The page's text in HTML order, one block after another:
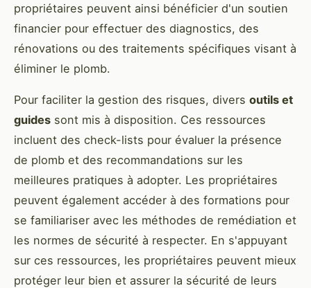
propriétaires peuvent ainsi bénéficier d'un soutien
financier pour effectuer des diagnostics, des
rénovations ou des traitements spécifiques visant à
éliminer le plomb.
Pour faciliter la gestion des risques, divers outils et
guides sont mis à disposition. Ces ressources
incluent des check-lists pour évaluer la présence
de plomb et des recommandations sur les
meilleures pratiques à adopter. Les propriétaires
peuvent également accéder à des formations pour
se familiariser avec les méthodes de remédiation et
les normes de sécurité à respecter. En s'appuyant
sur ces ressources, les propriétaires peuvent mieux
protéger leur bien et assurer la sécurité de leurs